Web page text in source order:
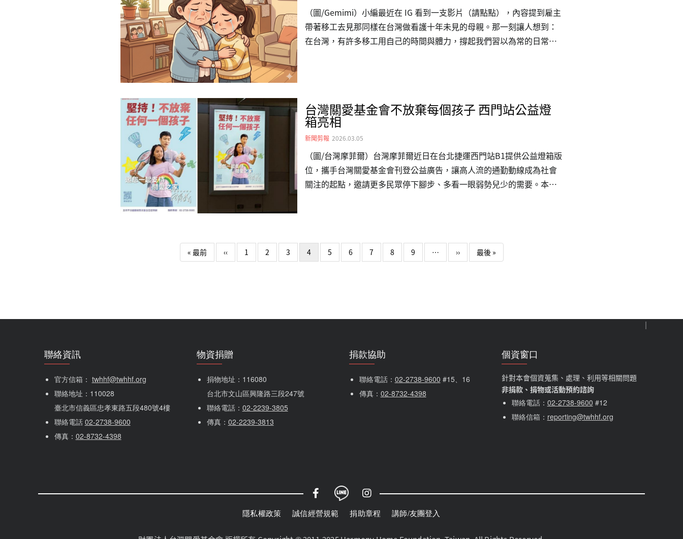
來源：BBC NEWS 中文「像鬼一樣工作」：台灣外籍移工為何陷入「強
迫勞動」處境蔣怡婷 /…
（圖/Gemimi）小編最近在 IG 看到一支影片（請點點），內容提到雇主
帶著移工去見那同樣在台灣做看護十年未見的母親。那一刻讓人想到：
在台灣，有許多移工用自己的時間與體力，撐起我們習以為常的日常。
一樣。善待不一定是什麼大事，可能是一句有禮貌的溝通、一次公平的
對待、一個願意理解對方處境的眼神。希望我們都能把「看見」變成
「行動」：從尊重、同理開始，…
台灣關愛基金會不放棄每個孩子 西門站公益燈
箱亮相
新聞剪報 2026.03.05
（圖/台灣摩菲爾）台灣摩菲爾近日在台北捷運西門站B1提供公益燈箱版
位，攜手台灣關愛基金會刊登公益廣告，讓高人流的通勤動線成為社會
關注的起點，邀請更多民眾停下腳步、多看一眼弱勢兒少的需要。本次
源。摩菲爾表示，城市媒體不只用來做商業宣傳，也能成為公共價值的
放大器；希望把公益放進日常視線中，累積理解與信任，進一步帶動更
« 最前First page
‹‹Previous page
1 2 3 4 5 6 7 8 9 … ››下一頁最後 »Last page
聯絡資訊
官方信箱： twhhf@twhhf.org
聯絡地址：110028
臺北市信義區忠孝東路五段480號4樓
聯絡電話 02-2738-9600
傳真： 02-8732-4398
物資捐贈
捐物地址：116080
台北市文山區興隆路三段247號
聯絡電話： 02-2239-3805
傳真： 02-2239-3813
捐款協助
聯絡電話： 02-2738-9600 #15、16
傳真： 02-8732-4398
個資窗口
針對本會個資蒐集、處理、利用等相關問題
非捐款、捐物或活動預約諮詢
聯絡電話： 02-2738-9600 #12
聯絡信箱： reporting@twhhf.org
社群選單
隱私權政策 誠信經營規範 捐助章程 講師/友團登入